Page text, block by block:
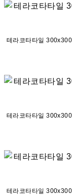
테라코타타일
테라코타타일
테라코타타일